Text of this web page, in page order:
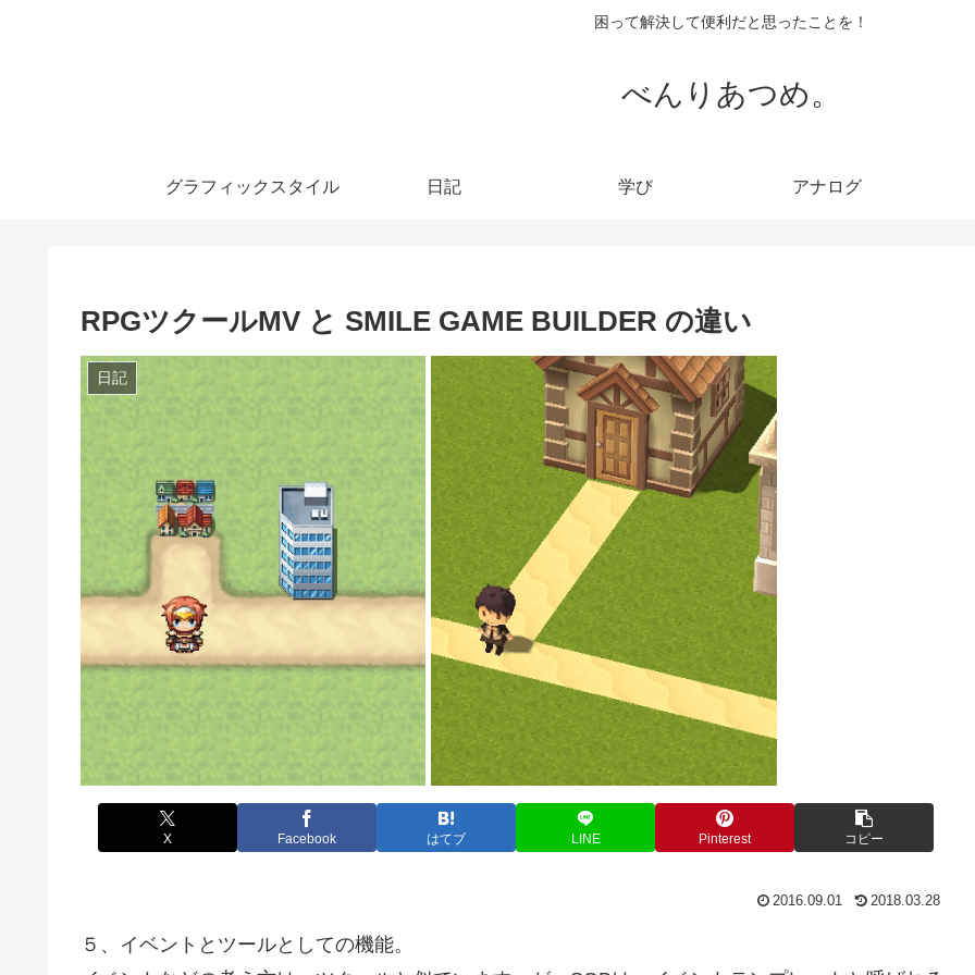
困って解決して便利だと思ったことを！
べんりあつめ。
グラフィックスタイル 日記 学び アナログ
RPGツクールMV と SMILE GAME BUILDER の違い
日記
X Facebook はてブ LINE Pinterest コピー
2016.09.01 2018.03.28
５、イベントとツールとしての機能。